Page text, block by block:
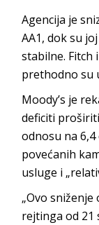
Agencija je
AA1, dok su
stabilne. Fitch
prethodno su
Moody’s je
deficiti
odnosu na
povećanih
usluge i
„Ovo
rejtinga od 21